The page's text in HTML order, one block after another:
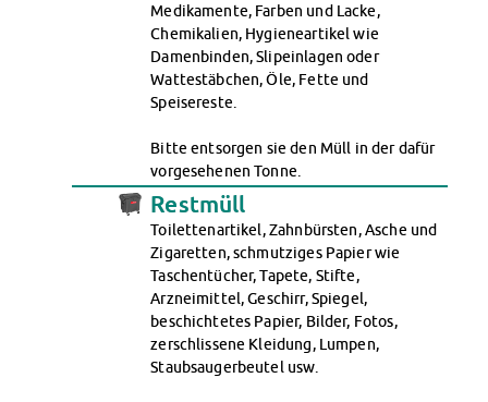
AnsprechpartnerInnen
Soziales & Beratung
Rückerstattung Semesterbeitrag
PsychoSoziale Beratung
Kursangebote
Anmeldung Sonderveranstaltungen
Rechtsberatung
FAQs Soziales & Beratung
AnsprechpartnerInnen
Medikamente, Farben und Lacke,
Chemikalien, Hygieneartikel wie
Damenbinden, Slipeinlagen oder
Wattestäbchen, Öle, Fette und
Speisereste.
Bitte entsorgen sie den Müll in der dafür
vorgesehenen Tonne.
Restmüll
Toilettenartikel, Zahnbürsten, Asche und
Zigaretten, schmutziges Papier wie
Taschentücher, Tapete, Stifte,
Arzneimittel, Geschirr, Spiegel,
beschichtetes Papier, Bilder, Fotos,
zerschlissene Kleidung, Lumpen,
Staubsaugerbeutel usw.